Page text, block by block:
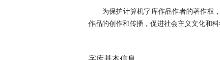
为保护计算机字库作品作者的著作权
作品的创作和传播，促进社会主义文化和